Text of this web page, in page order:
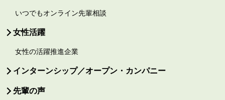
いつでもオンライン先輩相談
女性活躍
女性の活躍推進企業
インターンシップ／オープン・カンパニー
先輩の声